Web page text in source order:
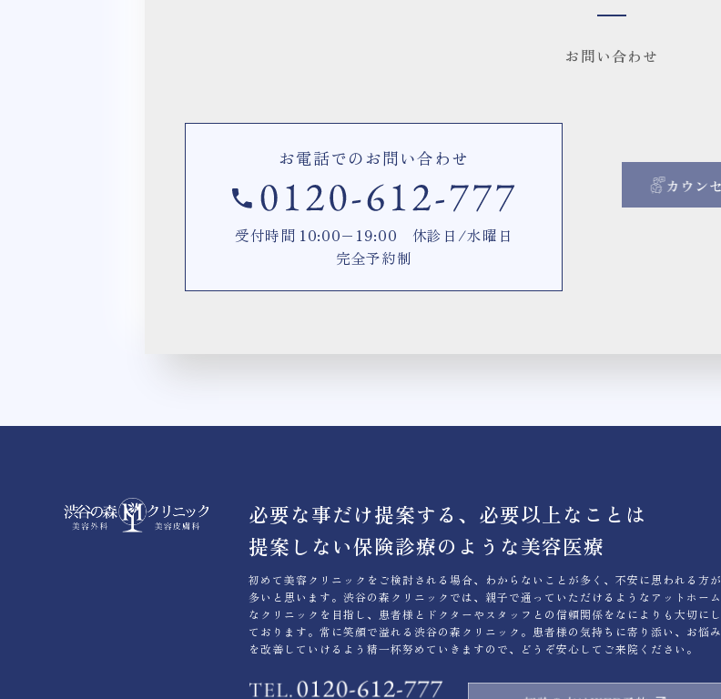
お問い合わせ
お電話でのお問い合わせ
受付時間 10:00−19:00 休診日/水曜日
完全予約制
必要な事だけ提案する、必要以上なことは
提案しない保険診療のような美容医療
初めて美容クリニックをご検討される場合、わからないことが多く、不安に思われる方が
多いと思います。渋谷の森クリニックでは、親子で通っていただけるようなアットホーム
なクリニックを目指し、患者様とドクターやスタッフとの信頼関係をなによりも大切にし
ております。常に笑顔で溢れる渋谷の森クリニック。患者様の気持ちに寄り添い、お悩み
を改善していけるよう精一杯努めていきますので、どうぞ安心してご来院ください。